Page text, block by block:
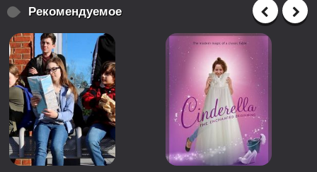
Рекомендуемое